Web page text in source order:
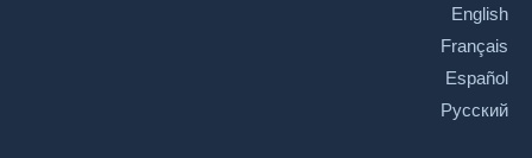
English
Français
Español
Русский